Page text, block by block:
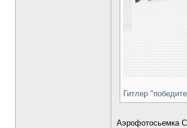
Гитлер
Аэрофотосьемка